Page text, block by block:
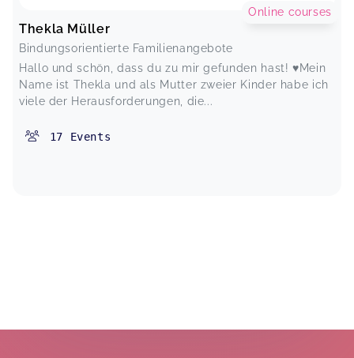
Thekla Müller
Bindungsorientierte Familienangebote
Hallo und schön, dass du zu mir gefunden hast! ♥️Mein
Name ist Thekla und als Mutter zweier Kinder habe ich
viele der Herausforderungen, die...
Online courses
17 Events